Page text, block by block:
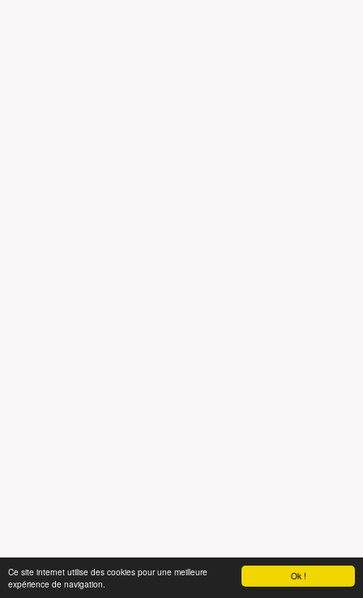
Ok !
Ce site internet utilise des cookies pour une meilleure
expérience de navigation.